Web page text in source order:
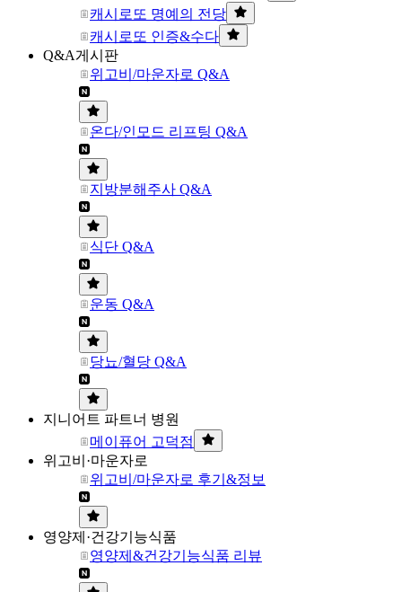
캐시로또 명예의 전당
캐시로또 인증&수다
Q&A게시판
위고비/마운자로 Q&A
온다/인모드 리프팅 Q&A
지방분해주사 Q&A
식단 Q&A
운동 Q&A
당뇨/혈당 Q&A
지니어트 파트너 병원
메이퓨어 고덕점
위고비·마운자로
위고비/마운자로 후기&정보
영양제·건강기능식품
영양제&건강기능식품 리뷰